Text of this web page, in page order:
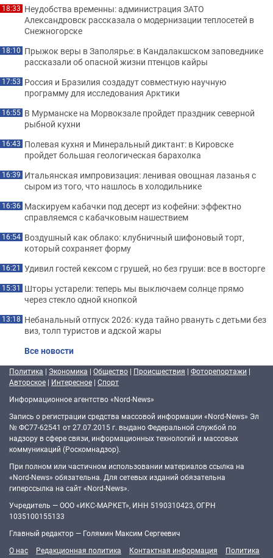
18:33 Неудобства временны: администрация ЗАТО
Александровск рассказала о модернизации теплосетей в
Снежногорске
18:10 Прыжок веры в Заполярье: в Кандалакшском заповеднике
рассказали об опасной жизни птенцов кайры
17:53 Россия и Бразилия создадут совместную научную
программу для исследования Арктики
16:55 В Мурманске на Морвокзале пройдет праздник северной
рыбной кухни
16:43 Полевая кухня и Минеральный диктант: в Кировске
пройдет большая геологическая барахолка
16:39 Итальянская импровизация: ленивая овощная лазанья с
сыром из того, что нашлось в холодильнике
16:36 Маскируем кабачки под десерт из кофейни: эффектно
справляемся с кабачковым нашествием
16:54 Воздушный как облако: клубничный шифоновый торт,
который сохраняет форму
16:21 Удивил гостей кексом с грушей, но без груши: все в восторге
15:31 Шторы устарели: теперь мы выключаем солнце прямо
через стекло одной кнопкой
13:18 Небанальный отпуск 2026: куда тайно рвануть с детьми без
виз, толп туристов и адской жары
Все новости
Политика | Экономика | Общество | Происшествия | Фоторепортажи |
Авторское | Интересное | Спорт
Информационное агентство «Nord-News»
Запись о регистрации средства массовой информации «Nord-News» Эл
№ ФС77-62541 от 27.07.2015 г. выдано Федеральной службой по
надзору в сфере связи, информационных технологий и массовых
коммуникаций (Роскомнадзор).
При полном или частичном использовании материалов ссылка на
«Nord-News» обязательна. Для сетевых изданий обязательна
гиперссылка на сайт «Nord-News».
Учредитель — ООО «ИКС-МАРКЕТ», ИНН 5190310423, ОГРН
1035100155133
Главный редактор — Голямин Максим Сергеевич
О нас
Редакционная политика Контактная информация
Политика